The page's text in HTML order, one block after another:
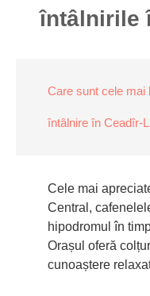
întâlnirile
Care sunt cele mai
întâlnire în Ceadîr-
Cele mai
Central,
hipodromul în
Orașul oferă
cunoaștere